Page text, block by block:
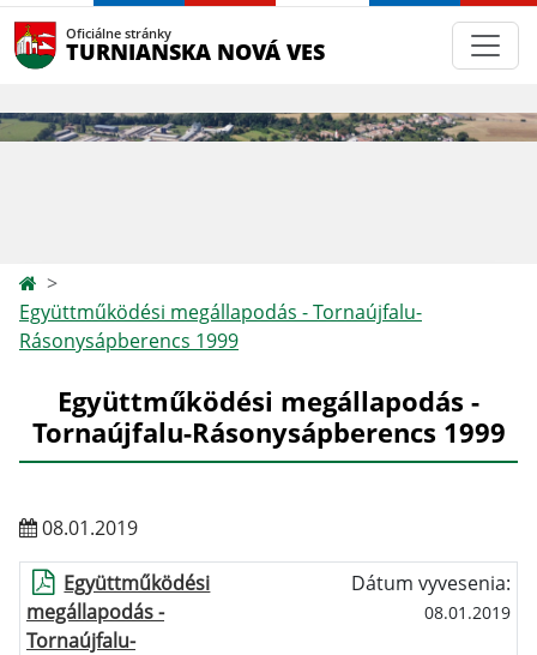
Oficiálne stránky
TURNIANSKA NOVÁ VES
Együttműködési megállapodás - Tornaújfalu-
Rásonysápberencs 1999
Együttműködési megállapodás -
Tornaújfalu-Rásonysápberencs 1999
08.01.2019
Együttműködési
megállapodás -
Tornaújfalu-
Dátum vyvesenia:
08.01.2019